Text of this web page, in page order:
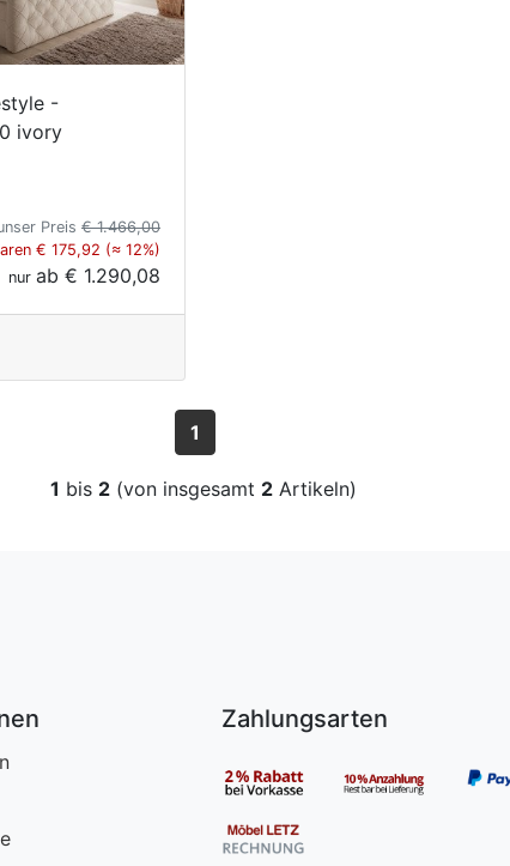
-
ivory
Preis € 1.466,00
€ 175,92 (≈ 12%)
nur ab € 1.290,08
1
1 bis 2 (von insgesamt 2 Artikeln)
Zahlungsarten